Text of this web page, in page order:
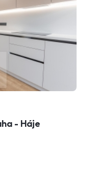
- Háje